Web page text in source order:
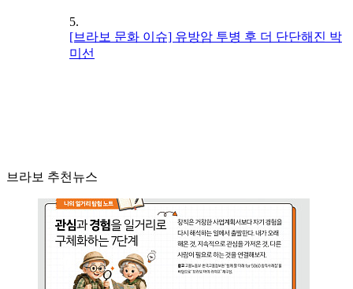
5.
[브라보 문화 이슈] 유방암 투병 후 더 단단해진 박
미선
브라보 추천뉴스